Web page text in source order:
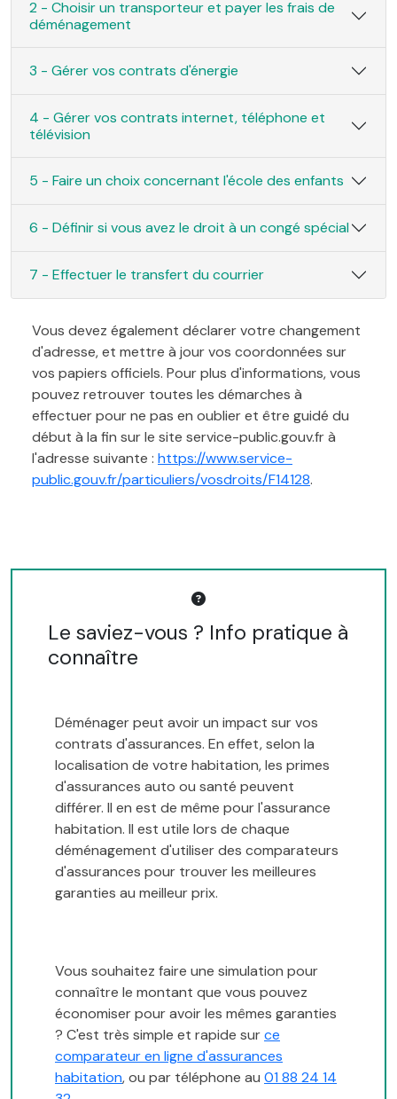
2 - Choisir un transporteur et payer les frais de
déménagement
3 - Gérer vos contrats d'énergie
4 - Gérer vos contrats internet, téléphone et
télévision
5 - Faire un choix concernant l'école des enfants
6 - Définir si vous avez le droit à un congé spécial
7 - Effectuer le transfert du courrier
Vous devez également déclarer votre changement
d'adresse, et mettre à jour vos coordonnées sur
vos papiers officiels. Pour plus d'informations, vous
pouvez retrouver toutes les démarches à
effectuer pour ne pas en oublier et être guidé du
début à la fin sur le site service-public.gouv.fr à
l'adresse suivante : https://www.service-
public.gouv.fr/particuliers/vosdroits/F14128.
Le saviez-vous ? Info pratique à
connaître
Déménager peut avoir un impact sur vos
contrats d'assurances. En effet, selon la
localisation de votre habitation, les primes
d'assurances auto ou santé peuvent
différer. Il en est de même pour l'assurance
habitation. Il est utile lors de chaque
déménagement d'utiliser des comparateurs
d'assurances pour trouver les meilleures
garanties au meilleur prix.
Vous souhaitez faire une simulation pour
connaître le montant que vous pouvez
économiser pour avoir les mêmes garanties
? C'est très simple et rapide surce
comparateur en ligne d'assurances
habitation, ou par téléphone au 01 88 24 14